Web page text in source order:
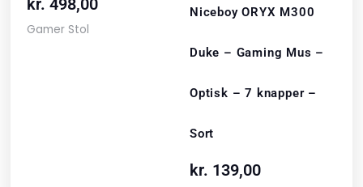
kr. 498,00
Gamer Stol
Niceboy ORYX M300
Duke – Gaming Mus –
Optisk – 7 knapper –
Sort
kr. 139,00